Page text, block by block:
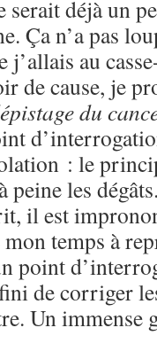
déjà un
Ça n’a pas
au
de cause, je
du
: le
peine les
il est
temps à
point
de corriger
Un immense